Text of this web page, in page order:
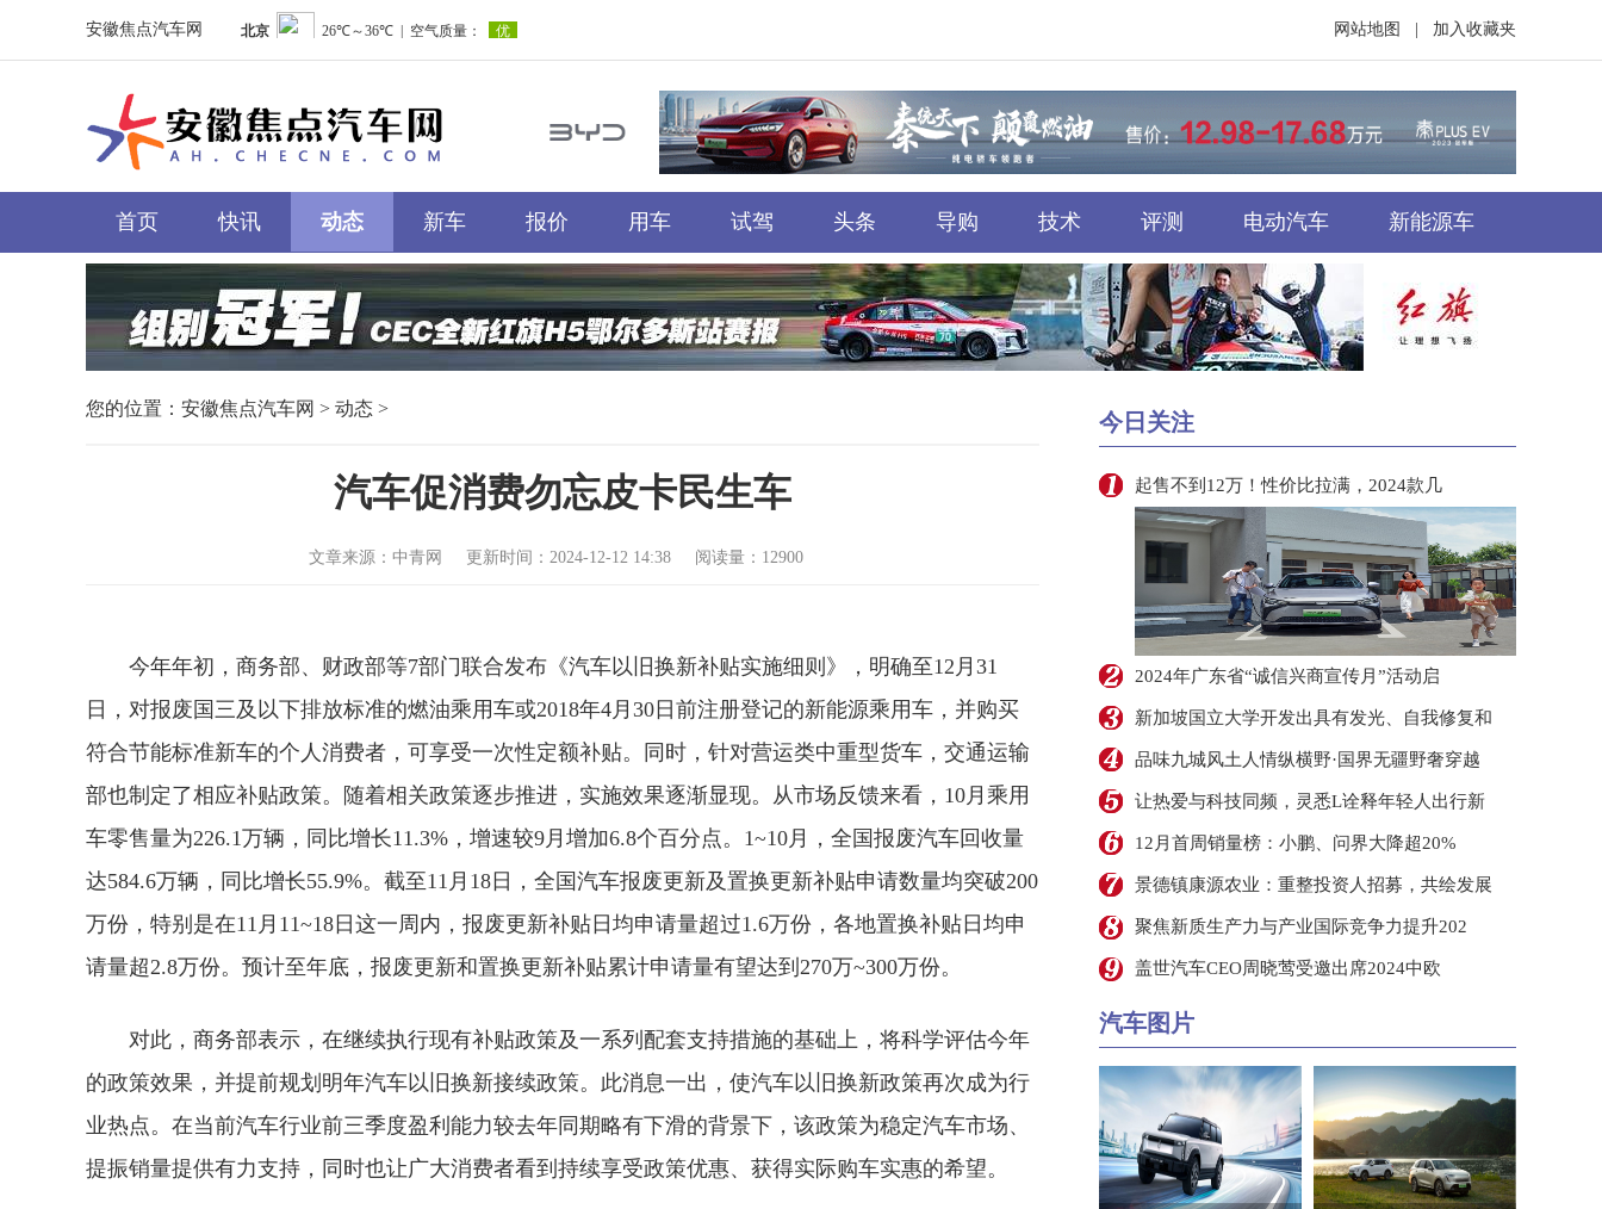
安徽焦点汽车网 网站地图 加入收藏夹
首页 快讯 动态 新车 报价 用车 试驾 头条 导购 技术 评测 电动汽车 新能源车
您的位置： 安徽焦点汽车网 > 动态 >
汽车促消费勿忘皮卡民生车
文章来源：中青网 更新时间：2024-12-12 14:38 阅读量：12900
今年年初，商务部、财政部等7部门联合发布《汽车以旧换新补贴实施细则》，明确至12月31
日，对报废国三及以下排放标准的燃油乘用车或2018年4月30日前注册登记的新能源乘用车，并购买
符合节能标准新车的个人消费者，可享受一次性定额补贴。同时，针对营运类中重型货车，交通运输
部也制定了相应补贴政策。随着相关政策逐步推进，实施效果逐渐显现。从市场反馈来看，10月乘用
车零售量为226.1万辆，同比增长11.3%，增速较9月增加6.8个百分点。1~10月，全国报废汽车回收量
达584.6万辆，同比增长55.9%。截至11月18日，全国汽车报废更新及置换更新补贴申请数量均突破200
万份，特别是在11月11~18日这一周内，报废更新补贴日均申请量超过1.6万份，各地置换补贴日均申
请量超2.8万份。预计至年底，报废更新和置换更新补贴累计申请量有望达到270万~300万份。
对此，商务部表示，在继续执行现有补贴政策及一系列配套支持措施的基础上，将科学评估今年
的政策效果，并提前规划明年汽车以旧换新接续政策。此消息一出，使汽车以旧换新政策再次成为行
业热点。在当前汽车行业前三季度盈利能力较去年同期略有下滑的背景下，该政策为稳定汽车市场、
提振销量提供有力支持，同时也让广大消费者看到持续享受政策优惠、获得实际购车实惠的希望。
今日关注
起售不到12万！性价比拉满，2024款几
2024年广东省“诚信兴商宣传月”活动启
新加坡国立大学开发出具有发光、自我修复和
品味九城风土人情纵横野·国界无疆野奢穿越
让热爱与科技同频，灵悉L诠释年轻人出行新
12月首周销量榜：小鹏、问界大降超20%
景德镇康源农业：重整投资人招募，共绘发展
聚焦新质生产力与产业国际竞争力提升202
盖世汽车CEO周晓莺受邀出席2024中欧
汽车图片